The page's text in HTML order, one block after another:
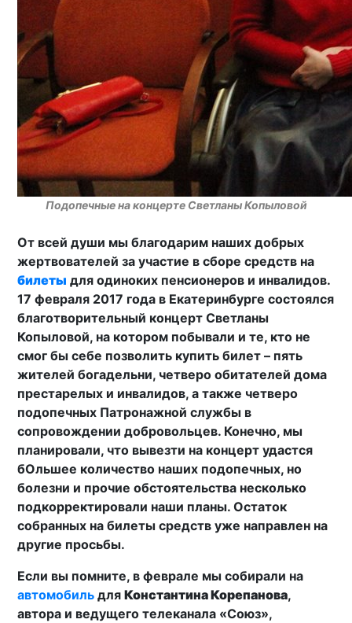
Подопечные на концерте Светланы Копыловой
От всей души мы благодарим наших добрых
жертвователей за участие в сборе средств на
билеты для одиноких пенсионеров и инвалидов.
17 февраля 2017 года в Екатеринбурге состоялся
благотворительный концерт Светланы
Копыловой, на котором побывали и те, кто не
смог бы себе позволить купить билет – пять
жителей богадельни, четверо обитателей дома
престарелых и инвалидов, а также четверо
подопечных Патронажной службы в
сопровождении добровольцев. Конечно, мы
планировали, что вывезти на концерт удастся
бОльшее количество наших подопечных, но
болезни и прочие обстоятельства несколько
подкорректировали наши планы. Остаток
собранных на билеты средств уже направлен на
другие просьбы.
Если вы помните, в феврале мы собирали на
автомобиль дляКонстантина Корепанова,
автора и ведущего телеканала «Союз»,